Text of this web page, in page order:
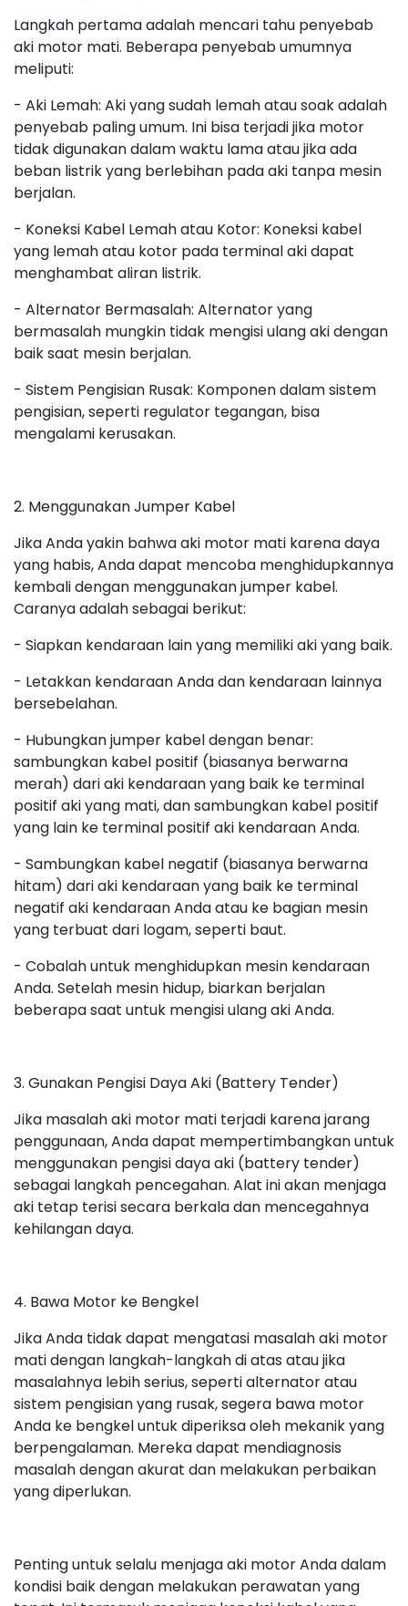
Langkah pertama adalah mencari tahu penyebab
aki motor mati. Beberapa penyebab umumnya
meliputi:
- Aki Lemah: Aki yang sudah lemah atau soak adalah
penyebab paling umum. Ini bisa terjadi jika motor
tidak digunakan dalam waktu lama atau jika ada
beban listrik yang berlebihan pada aki tanpa mesin
berjalan.
- Koneksi Kabel Lemah atau Kotor: Koneksi kabel
yang lemah atau kotor pada terminal aki dapat
menghambat aliran listrik.
- Alternator Bermasalah: Alternator yang
bermasalah mungkin tidak mengisi ulang aki dengan
baik saat mesin berjalan.
- Sistem Pengisian Rusak: Komponen dalam sistem
pengisian, seperti regulator tegangan, bisa
mengalami kerusakan.
2. Menggunakan Jumper Kabel
Jika Anda yakin bahwa aki motor mati karena daya
yang habis, Anda dapat mencoba menghidupkannya
kembali dengan menggunakan jumper kabel.
Caranya adalah sebagai berikut:
- Siapkan kendaraan lain yang memiliki aki yang baik.
- Letakkan kendaraan Anda dan kendaraan lainnya
bersebelahan.
- Hubungkan jumper kabel dengan benar:
sambungkan kabel positif (biasanya berwarna
merah) dari aki kendaraan yang baik ke terminal
positif aki yang mati, dan sambungkan kabel positif
yang lain ke terminal positif aki kendaraan Anda.
- Sambungkan kabel negatif (biasanya berwarna
hitam) dari aki kendaraan yang baik ke terminal
negatif aki kendaraan Anda atau ke bagian mesin
yang terbuat dari logam, seperti baut.
- Cobalah untuk menghidupkan mesin kendaraan
Anda. Setelah mesin hidup, biarkan berjalan
beberapa saat untuk mengisi ulang aki Anda.
3. Gunakan Pengisi Daya Aki (Battery Tender)
Jika masalah aki motor mati terjadi karena jarang
penggunaan, Anda dapat mempertimbangkan untuk
menggunakan pengisi daya aki (battery tender)
sebagai langkah pencegahan. Alat ini akan menjaga
aki tetap terisi secara berkala dan mencegahnya
kehilangan daya.
4. Bawa Motor ke Bengkel
Jika Anda tidak dapat mengatasi masalah aki motor
mati dengan langkah-langkah di atas atau jika
masalahnya lebih serius, seperti alternator atau
sistem pengisian yang rusak, segera bawa motor
Anda ke bengkel untuk diperiksa oleh mekanik yang
berpengalaman. Mereka dapat mendiagnosis
masalah dengan akurat dan melakukan perbaikan
yang diperlukan.
Penting untuk selalu menjaga aki motor Anda dalam
kondisi baik dengan melakukan perawatan yang